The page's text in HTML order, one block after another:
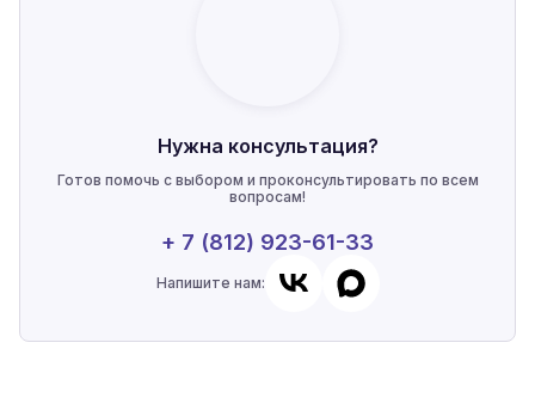
Нужна консультация?
Готов помочь с выбором и проконсультировать по всем
вопросам!
+ 7 (812) 923-61-33
Напишите нам: